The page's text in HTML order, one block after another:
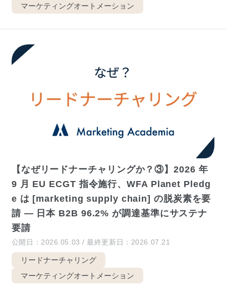
マーケティングオートメーション
【なぜリードナーチャリングか？③】2026 年
9 月 EU ECGT 指令施行、WFA Planet Pledg
e は [marketing supply chain] の脱炭素を要
請 — 日本 B2B 96.2% が調達基準にサステナ
要請
公開日：2026.05.03 / 最終更新日：2026.07.21
リードナーチャリング
マーケティングオートメーション